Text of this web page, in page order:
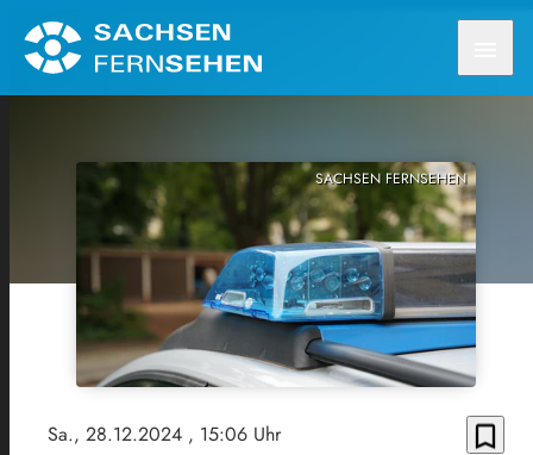
SACHSEN FERNSEHEN
Sa., 28.12.2024 , 15:06 Uhr bookmark_border